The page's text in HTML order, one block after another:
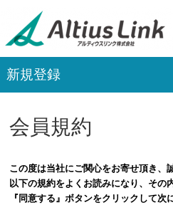
新規登録
会員規約
この度は当社にご関心をお寄せ頂き、
以下の規約をよくお読みになり、その
『同意する』ボタンをクリックして次